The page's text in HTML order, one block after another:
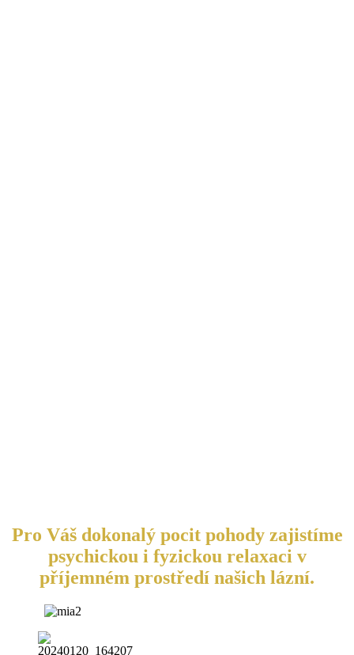
Pro Váš dokonalý pocit pohody zajistíme
psychickou i fyzickou relaxaci v
příjemném prostředí našich lázní.